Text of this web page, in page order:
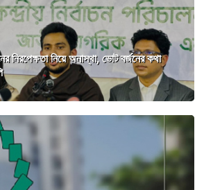
নিরপেক্ষতা নিয়ে অনাস্থা, ভোট বর্জনের কথা